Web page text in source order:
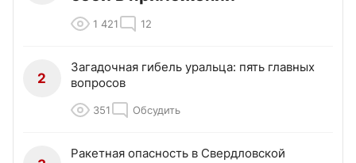
1 421 12
2
Загадочная гибель уральца: пять главных
вопросов
351 Обсудить
Ракетная опасность в Свердловской